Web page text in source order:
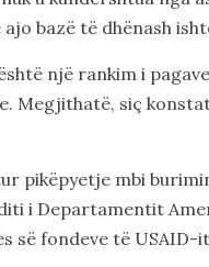
bazë të dhënash
një rankim i
Megjithatë, siç
pikëpyetje mbi
i Departamentit
fondeve të USAID-